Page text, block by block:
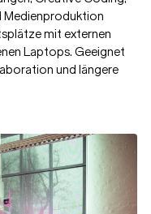
Medienproduktion
mit externen
Laptops. Geeignet
und längere